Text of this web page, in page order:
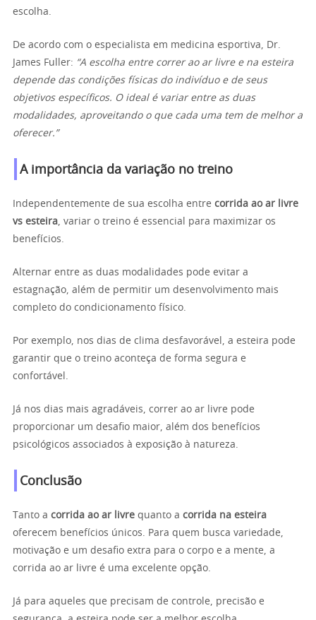
escolha.
De acordo com o especialista em medicina esportiva, Dr.
James Fuller: “A escolha entre correr ao ar livre e na esteira
depende das condições físicas do indivíduo e de seus
objetivos específicos. O ideal é variar entre as duas
modalidades, aproveitando o que cada uma tem de melhor a
oferecer.”
A importância da variação no treino
Independentemente de sua escolha entre corrida ao ar livre
vs esteira , variar o treino é essencial para maximizar os
benefícios.
Alternar entre as duas modalidades pode evitar a
estagnação, além de permitir um desenvolvimento mais
completo do condicionamento físico.
Por exemplo, nos dias de clima desfavorável, a esteira pode
garantir que o treino aconteça de forma segura e
confortável.
Já nos dias mais agradáveis, correr ao ar livre pode
proporcionar um desafio maior, além dos benefícios
psicológicos associados à exposição à natureza.
Conclusão
Tanto a corrida ao ar livre quanto a corrida na esteira
oferecem benefícios únicos. Para quem busca variedade,
motivação e um desafio extra para o corpo e a mente, a
corrida ao ar livre é uma excelente opção.
Já para aqueles que precisam de controle, precisão e